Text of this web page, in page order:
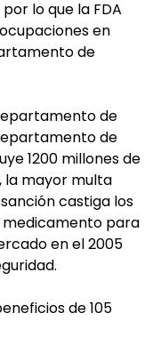
lo que la FDA
en
de
de
de
1200 millones de
la mayor multa
castiga los
medicamento para
en el 2005
de 105